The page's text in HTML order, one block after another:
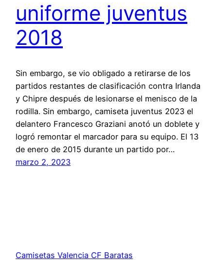
uniforme juventus
2018
Sin embargo, se vio obligado a retirarse de los
partidos restantes de clasificación contra Irlanda
y Chipre después de lesionarse el menisco de la
rodilla. Sin embargo, camiseta juventus 2023 el
delantero Francesco Graziani anotó un doblete y
logró remontar el marcador para su equipo. El 13
de enero de 2015 durante un partido por…
marzo 2, 2023
Camisetas Valencia CF Baratas